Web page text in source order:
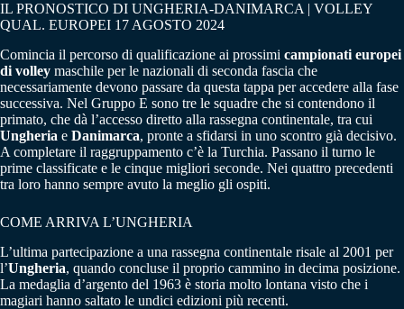
IL PRONOSTICO DI UNGHERIA-DANIMARCA | VOLLEY
QUAL. EUROPEI 17 AGOSTO 2024
Comincia il percorso di qualificazione ai prossimi campionati europei
di volley maschile per le nazionali di seconda fascia che
necessariamente devono passare da questa tappa per accedere alla fase
successiva. Nel Gruppo E sono tre le squadre che si contendono il
primato, che dà l’accesso diretto alla rassegna continentale, tra cui
Ungheria e Danimarca, pronte a sfidarsi in uno scontro già decisivo.
A completare il raggruppamento c’è la Turchia. Passano il turno le
prime classificate e le cinque migliori seconde. Nei quattro precedenti
tra loro hanno sempre avuto la meglio gli ospiti.
COME ARRIVA L’UNGHERIA
L’ultima partecipazione a una rassegna continentale risale al 2001 per
l’Ungheria, quando concluse il proprio cammino in decima posizione.
La medaglia d’argento del 1963 è storia molto lontana visto che i
magiari hanno saltato le undici edizioni più recenti.